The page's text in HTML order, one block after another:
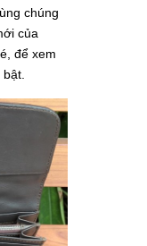
chúng
của
để xem